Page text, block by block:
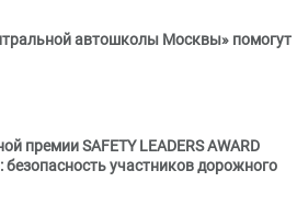
автошколы Москвы» помогут
премии SAFETY LEADERS AWARD
участников дорожного